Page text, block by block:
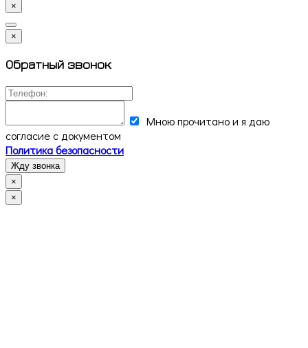
×
×
Обратный звонок
Мною прочитано и я даю
согласие с документом
Политика безопасности
Жду звонка
×
×